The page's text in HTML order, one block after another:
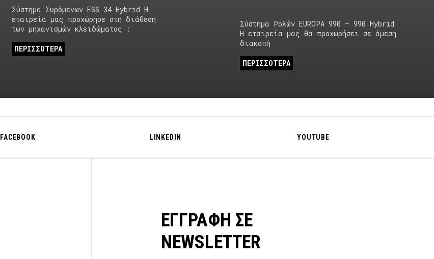
Σύστημα Συρόμενων ESS 34 Hybrid Η
εταιρεία μας προχώρησε στη διάθεση
των μηχανισμών κλειδώματος :
ΠΕΡΙΣΣΟΤΕΡΑ
Σύστημα Ρολών EUROPA 990 – 990 Hybrid
Η εταιρεία μας θα προχωρήσει σε άμεση
διακοπή
ΠΕΡΙΣΣΟΤΕΡΑ
FACEBOOK LINKEDIN YOUTUBE
ΕΓΓΡΑΦΗ ΣΕ
NEWSLETTER